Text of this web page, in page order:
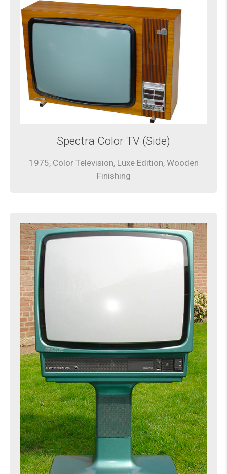
Spectra Color TV (Side)
1975, Color Television, Luxe Edition, Wooden
Finishing